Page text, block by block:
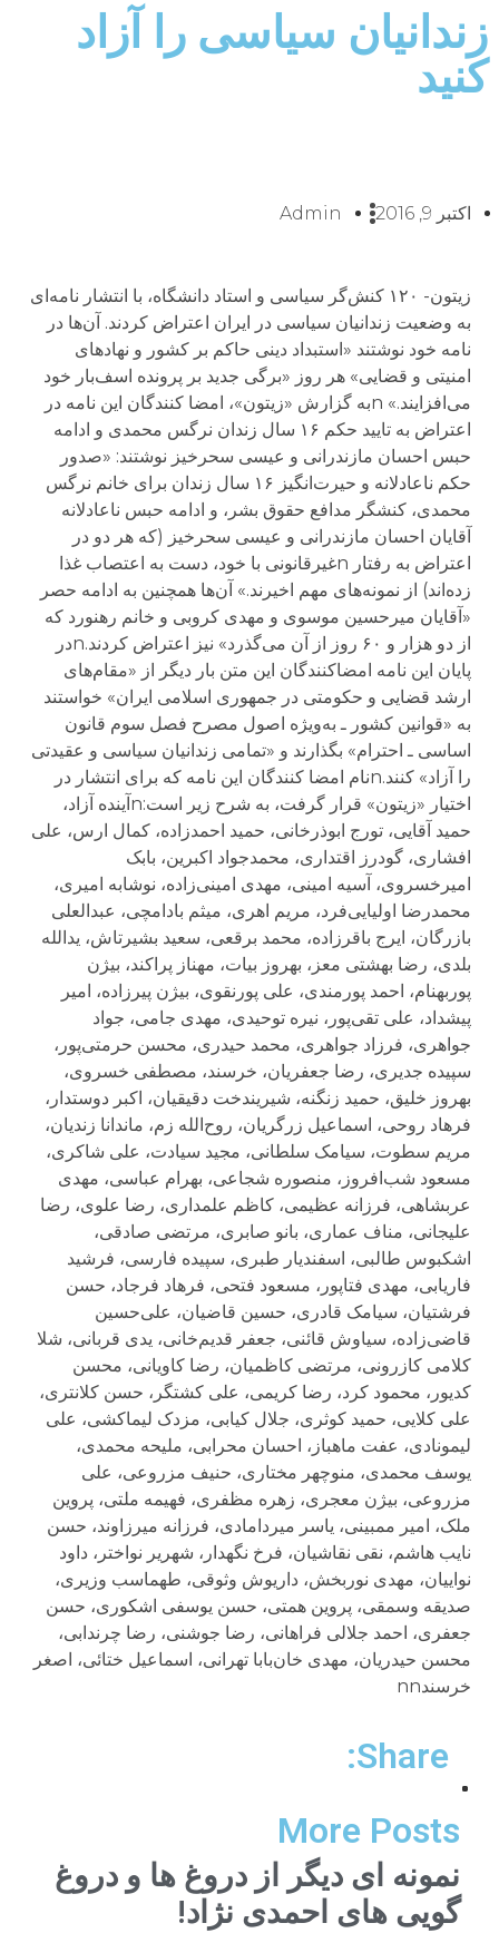
زندانیان سیاسی را آزاد
کنید
اکتبر 9, 2016 Admin
زیتون- ۱۲۰ کنش‌گر سیاسی و استاد دانشگاه، با انتشار نامه‌ای
به وضعیت زندانیان سیاسی در ایران اعتراض کردند. آن‌ها در
نامه خود نوشتند «استبداد دینی حاکم بر کشور و نهادهای
امنیتی و قضایی» هر روز «برگی جدید بر پرونده اسف‌بار خود
می‌افزایند.» nبه گزارش «زیتون»، امضا کنندگان این نامه در
اعتراض به تایید حکم ۱۶ سال زندان نرگس محمدی و ادامه
حبس احسان مازندرانی و عیسی سحرخیز نوشتند: «صدور
حکم ناعادلانه و حیرت‌انگیز ۱۶ سال زندان برای خانم نرگس
محمدی، کنشگر مدافع حقوق بشر، و ادامه حبس ناعادلانه
آقایان احسان مازندرانی و عیسی سحرخیز (که هر دو در
اعتراض به رفتار nغیرقانونی با خود، دست به اعتصاب غذا
زده‌اند) از نمونه‌های مهم اخیرند.» آن‌ها همچنین به ادامه حصر
«آقایان میرحسین موسوی و مهدی کروبی و خانم رهنورد که
از دو هزار و ۶۰ روز از آن می‌گذرد» نیز اعتراض کردند.nدر
پایان این نامه امضاکنندگان این متن بار دیگر از «مقام‌های
ارشد قضایی و حکومتی در جمهوری اسلامی ایران» خواستند
به «قوانین کشور ـ به‌ویژه اصول مصرح فصل سوم قانون
اساسی ـ احترام» بگذارند و «تمامی زندانیان سیاسی و عقیدتی
را آزاد» کنند.nنام امضا کنندگان این نامه که برای انتشار در
اختیار «زیتون» قرار گرفت، به شرح زیر است:nآینده آزاد،
حمید آقایی، تورج ابوذرخانی، حمید احمدزاده، کمال ارس، علی
افشاری، گودرز اقتداری، محمدجواد اکبرین، بابک
امیرخسروی، آسیه امینی، مهدی امینی‌زاده، نوشابه امیری،
محمدرضا اولیایی‌فرد، مریم اهری، میثم بادامچی، عبدالعلی
بازرگان، ایرج باقرزاده، محمد برقعی، سعید بشیرتاش، یدالله
بلدی، رضا بهشتی معز، بهروز بیات، مهناز پراکند، بیژن
پوربهنام، احمد پورمندی، علی پورنقوی، بیژن پیرزاده، امیر
پیشداد، علی تقی‌پور، نیره توحیدی، مهدی جامی، جواد
جواهری، فرزاد جواهری، محمد حیدری، محسن حرمتی‌پور،
سپیده جدیری، رضا جعفریان، خرسند، مصطفی خسروی،
بهروز خلیق، حمید زنگنه، شیریندخت دقیقیان، اکبر دوستدار،
فرهاد روحی، اسماعیل زرگریان، روح‌الله زم، ماندانا زندیان،
مریم سطوت، سیامک سلطانی، مجید سیادت، علی شاکری،
مسعود شب‌افروز، منصوره شجاعی، بهرام عباسی، مهدی
عربشاهی، فرزانه عظیمی، کاظم علمداری، رضا علوی، رضا
علیجانی، مناف عماری، بانو صابری، مرتضی صادقی،
اشکبوس طالبی، اسفندیار طبری، سپیده فارسی، فرشید
فاریابی، مهدی فتاپور، مسعود فتحی، فرهاد فرجاد، حسن
فرشتیان، سیامک قادری، حسین قاضیان، علی‌حسین
قاضی‌زاده، سیاوش قائنی، جعفر قدیم‌خانی، یدی قربانی، شلا
کلامی کازرونی، مرتضی کاظمیان، رضا کاویانی، محسن
کدیور، محمود کرد، رضا کریمی، علی کشتگر، حسن کلانتری،
علی کلایی، حمید کوثری، جلال کیابی، مزدک لیماکشی، علی
لیمونادی، عفت ماهباز، احسان محرابی، ملیحه محمدی،
یوسف محمدی، منوچهر مختاری، حنیف مزروعی، علی
مزروعی، بیژن معجری، زهره مظفری، فهیمه ملتی، پروین
ملک، امیر ممبینی، یاسر میردامادی، فرزانه میرزاوند، حسن
نایب هاشم، نقی نقاشیان، فرخ نگهدار، شهریر نواختر، داود
نواییان، مهدی نوربخش، داریوش وثوقی، طهماسب وزیری،
صدیقه وسمقی، پروین همتی، حسن یوسفی اشکوری، حسن
جعفری، احمد جلالی فراهانی، رضا جوشنی، رضا چرندابی،
محسن حیدریان، مهدی خان‌بابا تهرانی، اسماعیل ختائی، اصغر
خرسندnn
Share:
More Posts
نمونه ای دیگر از دروغ ها و دروغ
گویی های احمدی نژاد!